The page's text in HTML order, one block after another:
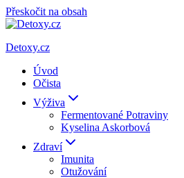
Přeskočit na obsah
Detoxy.cz
Úvod
Očista
Výživa
Fermentované Potraviny
Kyselina Askorbová
Zdraví
Imunita
Otužování